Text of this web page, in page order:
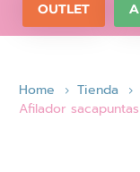
OUTLET
Home Tienda
Afilador sacapuntas